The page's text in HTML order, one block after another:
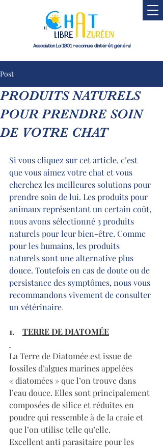
Association Loi 1901 reconnue d'intérêt général
Post
PRODUITS NATURELS
POUR PRENDRE SOIN
DE VOTRE CHAT
Si vous cliquez sur cet article, c’est
que vous aimez votre chat et vous
cherchez les meilleures solutions pour
prendre soin de lui. Les produits pour
animaux représentant un certain coût,
nous avons sélectionné 3 produits
naturels pour leur bien-être. Comme
pour les humains, les produits
naturels sont une alternative plus
douce. Toutefois en cas de doute ou de
persistance des symptômes, nous vous
recommandons vivement de consulter
un vétérinaire.
1. TERRE DE DIATOMÉE
La Terre de Diatomée est issue de
fossiles d’algues marines appelées
« diatomées » que l’on trouve dans
l’eau douce. Elles sont principalement
composées de silice et réduites en
poudre qui ressemble à de la craie et
que l’on utilise telle qu’elle.
Excellent anti parasitaire pour les